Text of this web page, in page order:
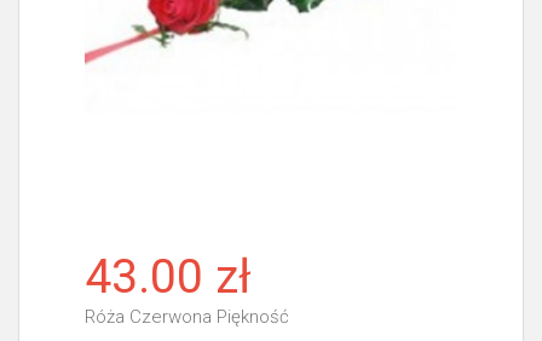
43.00 zł
Róża Czerwona Piękność